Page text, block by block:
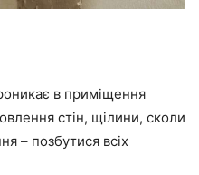
в приміщення
стін, щілини, сколи
– позбутися всіх